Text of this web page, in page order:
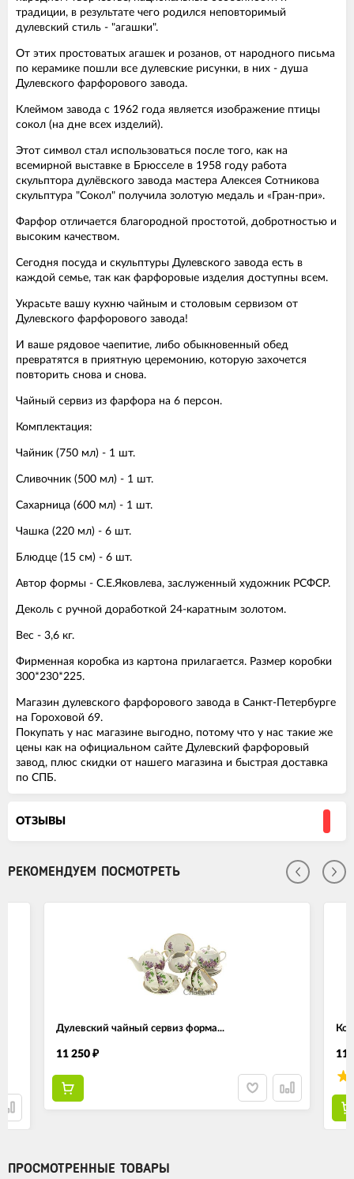
традиции, в результате чего родился неповторимый
дулевский стиль - "агашки".
От этих простоватых агашек и розанов, от народного письма
по керамике пошли все дулевские рисунки, в них - душа
Дулевского фарфорового завода.
Клеймом завода с 1962 года является изображение птицы
сокол (на дне всех изделий).
Этот символ стал использоваться после того, как на
всемирной выставке в Брюсселе в 1958 году работа
скульптора дулёвского завода мастера Алексея Сотникова
скульптура "Сокол" получила золотую медаль и «Гран-при».
Фарфор отличается благородной простотой, добротностью и
высоким качеством.
Сегодня посуда и скульптуры Дулевского завода есть в
каждой семье, так как фарфоровые изделия доступны всем.
Украсьте вашу кухню чайным и столовым сервизом от
Дулевского фарфорового завода!
И ваше рядовое чаепитие, либо обыкновенный обед
превратятся в приятную церемонию, которую захочется
повторить снова и снова.
Чайный сервиз из фарфора на 6 персон.
Комплектация:
Чайник (750 мл) - 1 шт.
Сливочник (500 мл) - 1 шт.
Сахарница (600 мл) - 1 шт.
Чашка (220 мл) - 6 шт.
Блюдце (15 см) - 6 шт.
Автор формы - С.Е.Яковлева, заслуженный художник РСФСР.
Деколь с ручной доработкой 24-каратным золотом.
Вес - 3,6 кг.
Фирменная коробка из картона прилагается. Размер коробки
300*230*225.
Магазин дулевского фарфорового завода в Санкт-Петербурге
на Гороховой 69.
Покупать у нас магазине выгодно, потому что у нас такие же
цены как на официальном сайте Дулевский фарфоровый
завод, плюс скидки от нашего магазина и быстрая доставка
по СПБ.
ОТЗЫВЫ
РЕКОМЕНДУЕМ ПОСМОТРЕТЬ
Дулевский чайный сервиз форма...
11 250 ₽ 11
ПРОСМОТРЕННЫЕ ТОВАРЫ